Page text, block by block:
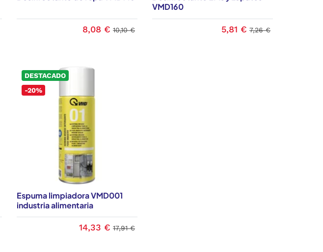
8,08 € 10,10 €
VMD160
5,81 € 7,26 €
DESTACADO
-20%
Espuma limpiadora VMD001
industria alimentaria
14,33 € 17,91 €